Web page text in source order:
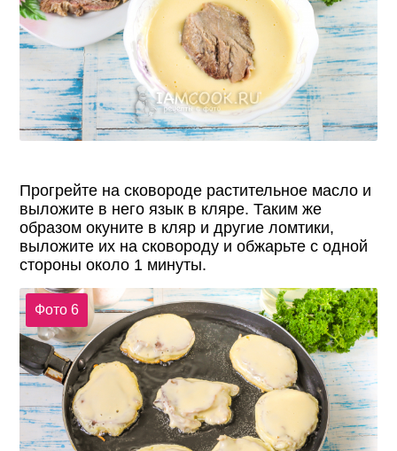
Прогрейте на сковороде растительное масло и
выложите в него язык в кляре. Таким же
образом окуните в кляр и другие ломтики,
выложите их на сковороду и обжарьте с одной
стороны около 1 минуты.
Фото 6